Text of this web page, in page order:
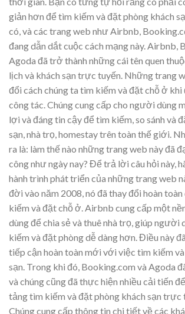
giản hơn để tìm kiếm và đặt phòng khách
có, và các trang web như Airbnb,
đang dẫn dắt cuộc cách mạng này. Airbnb,
Agoda đã trở thành những cái tên quen
lịch và khách sạn trực tuyến. Những trang
đổi cách chúng ta tìm kiếm và đặt chỗ ở khi
công tác. Chúng cung cấp cho người dùng
lợi và đáng tin cậy để tìm kiếm, so sánh và
sạn, nhà trọ, homestay trên toàn thế giới.
ra là: làm thế nào những trang web này đã
công như ngày nay? Để trả lời câu hỏi này,
hành trình phát triển của những trang web
đời vào năm 2008, nó đã thay đổi hoàn
kiếm và đặt chỗ ở. Airbnb cung cấp một
dùng để chia sẻ và thuê nhà trọ, giúp người
kiếm và đặt phòng dễ dàng hơn. Điều này
tiếp cận hoàn toàn mới với việc tìm kiếm
sạn. Trong khi đó, Booking.com và Agoda
và chúng cũng đã thực hiện nhiều cải tiến
tảng tìm kiếm và đặt phòng khách sạn trực
Chúng cung cấp thông tin chi tiết về các